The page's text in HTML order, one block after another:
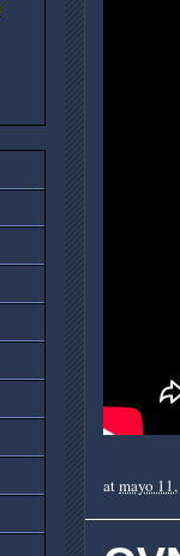
atmayo